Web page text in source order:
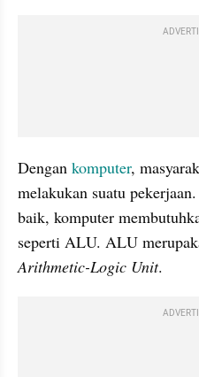
Dengan komputer,
melakukan suatu
baik, komputer
Arithmetic-Logic Unit.